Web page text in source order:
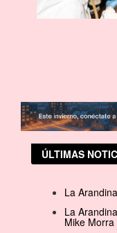
ÚLTIMAS
La
La
Mike